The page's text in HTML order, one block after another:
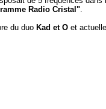
Radio Cristal".
du duo Kad et O et